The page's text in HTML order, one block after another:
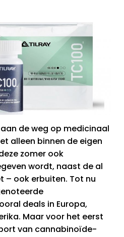
de weg op medicinaal
alleen binnen de eigen
zomer ook
wordt, naast de al
– ook erbuiten. Tot nu
deals in Europa,
Maar voor het eerst
van cannabinoïde-